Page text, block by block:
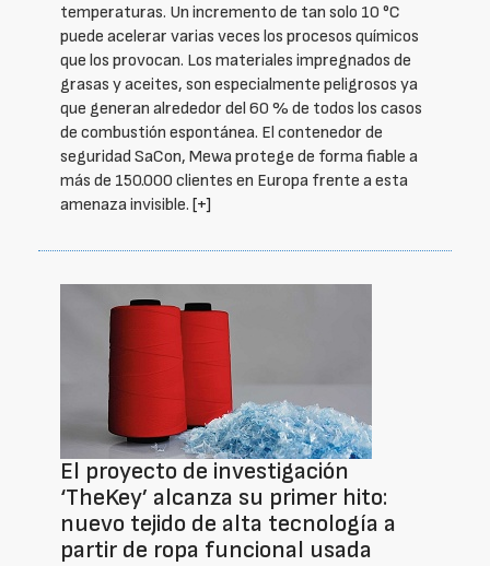
temperaturas. Un incremento de tan solo 10 °C
puede acelerar varias veces los procesos químicos
que los provocan. Los materiales impregnados de
grasas y aceites, son especialmente peligrosos ya
que generan alrededor del 60 % de todos los casos
de combustión espontánea. El contenedor de
seguridad SaCon, Mewa protege de forma fiable a
más de 150.000 clientes en Europa frente a esta
amenaza invisible. [+]
El proyecto de investigación
‘TheKey’ alcanza su primer hito:
nuevo tejido de alta tecnología a
partir de ropa funcional usada